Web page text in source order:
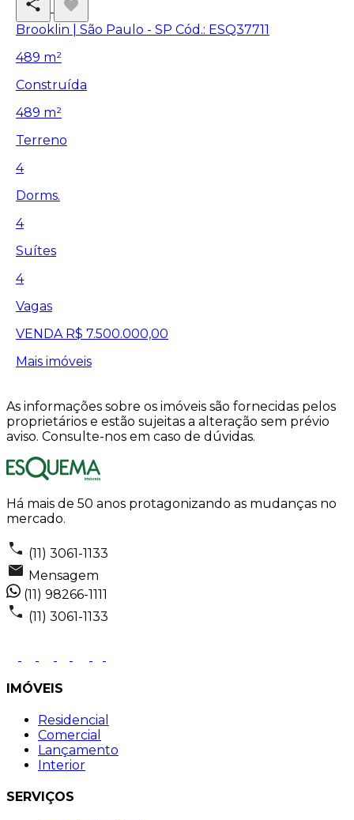
Brooklin | São Paulo - SP Cód.: ESQ37711
489 m²
Construída
489 m²
Terreno
4
Dorms.
4
Suítes
4
Vagas
VENDA R$ 7.500.000,00
Mais imóveis
As informações sobre os imóveis são fornecidas pelos
proprietários e estão sujeitas a alteração sem prévio
aviso. Consulte-nos em caso de dúvidas.
Há mais de 50 anos protagonizando as mudanças no
mercado.
(11) 3061-1133
Mensagem
(11) 98266-1111
(11) 3061-1133
IMÓVEIS
Residencial
Comercial
Lançamento
Interior
SERVIÇOS